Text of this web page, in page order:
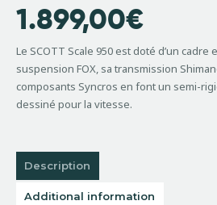
1.899,00€
Le SCOTT Scale 950 est doté d’un cadre
suspension FOX, sa transmission
composants Syncros en font un semi-
dessiné pour la vitesse.
Description
Additional information